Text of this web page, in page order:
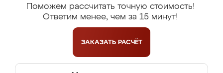
Поможем рассчитать точную стоимость!
Ответим менее, чем за 15 минут!
ЗАКАЗАТЬ РАСЧЁТ